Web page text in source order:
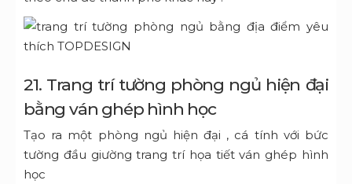
21. Trang trí tường phòng ngủ hiện đại
bằng ván ghép hình học
Tạo ra một phòng ngủ hiện đại , cá tính với bức
tường đầu giường trang trí họa tiết ván ghép hình
học